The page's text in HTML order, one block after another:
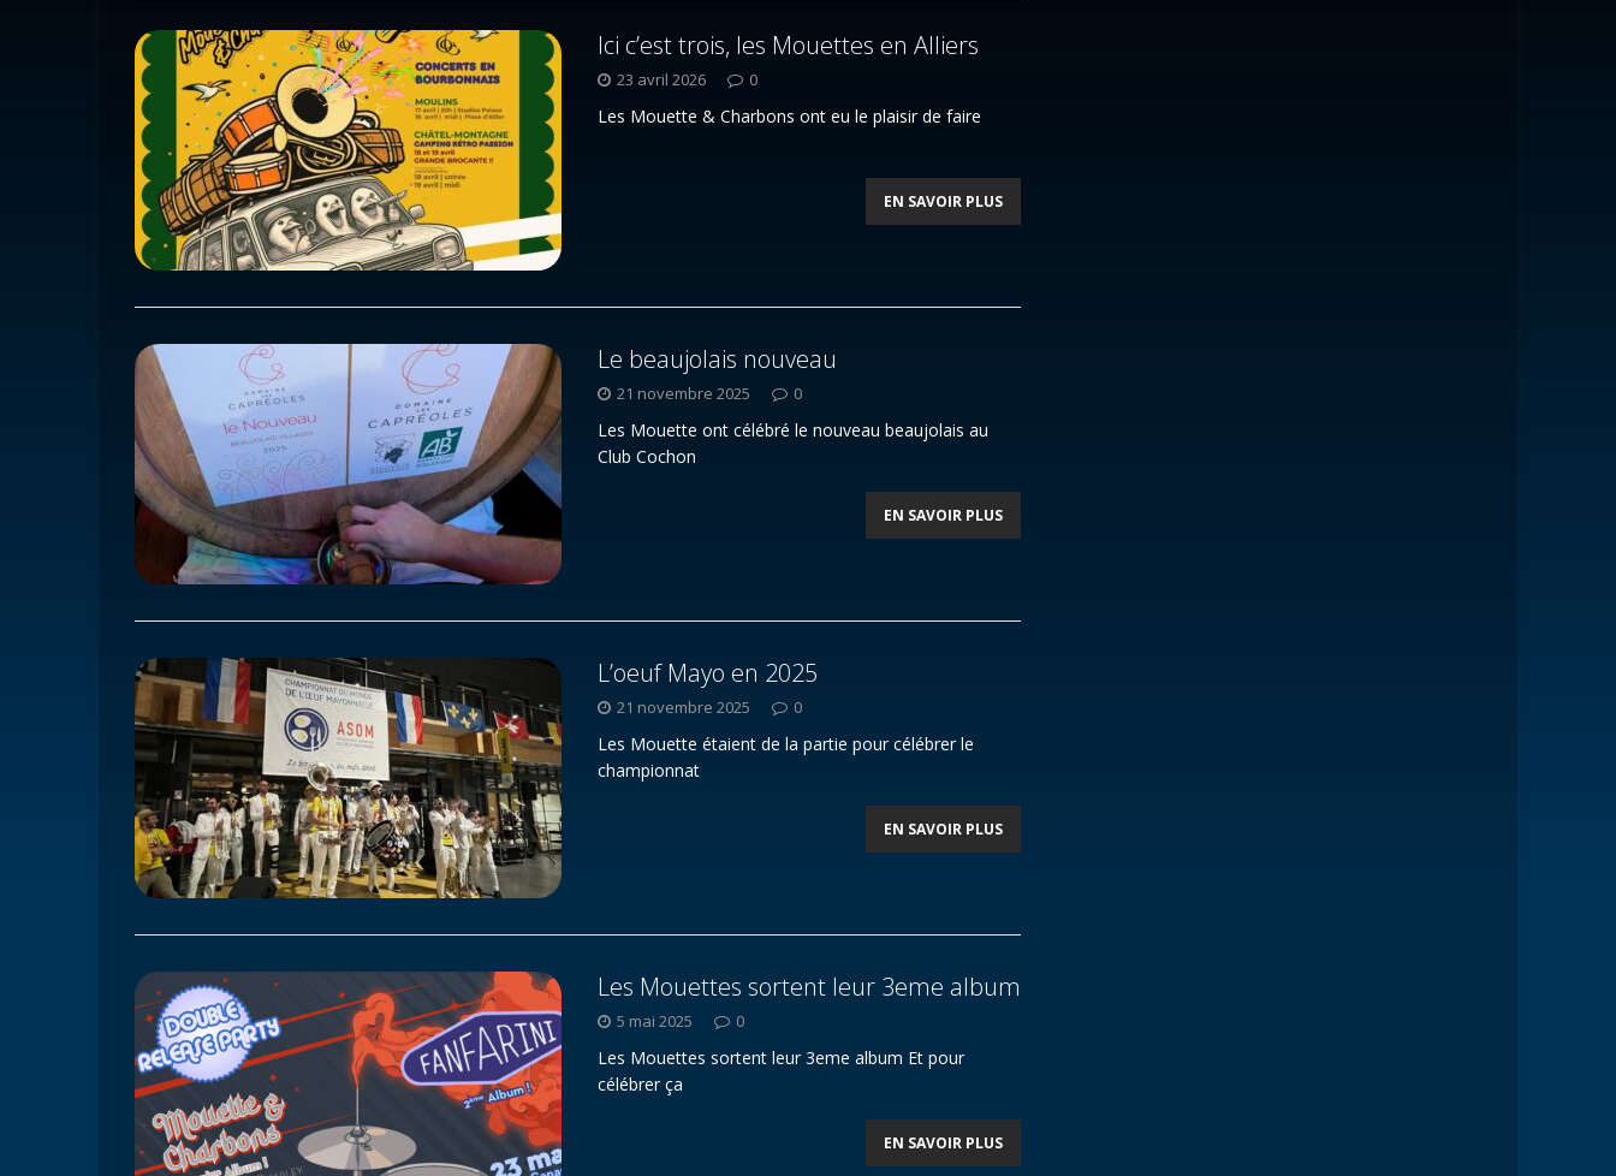
Ici c’est trois, les Mouettes en Alliers
23 avril 2026 0
Les Mouette & Charbons ont eu le plaisir de faire
EN SAVOIR PLUS
Le beaujolais nouveau
21 novembre 2025 0
Les Mouette ont célébré le nouveau beaujolais au
Club Cochon
EN SAVOIR PLUS
L’oeuf Mayo en 2025
21 novembre 2025 0
Les Mouette étaient de la partie pour célébrer le
championnat
EN SAVOIR PLUS
Les Mouettes sortent leur 3eme album
5 mai 2025 0
Les Mouettes sortent leur 3eme album Et pour
célébrer ça
EN SAVOIR PLUS